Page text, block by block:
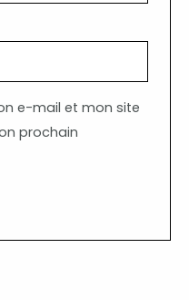
e-mail et mon site
prochain